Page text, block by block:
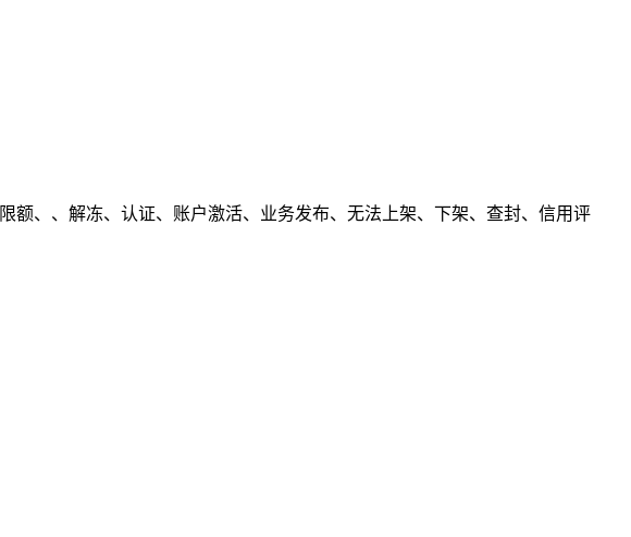
额、、解冻、认证、账户激活、业务发布、无法上架、下架、查封、信用评